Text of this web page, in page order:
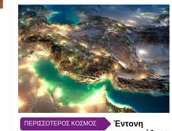
ΠΕΡΙΣΣΟΤΕΡΟΣ ΚΟΣΜΟΣ
Έντονη